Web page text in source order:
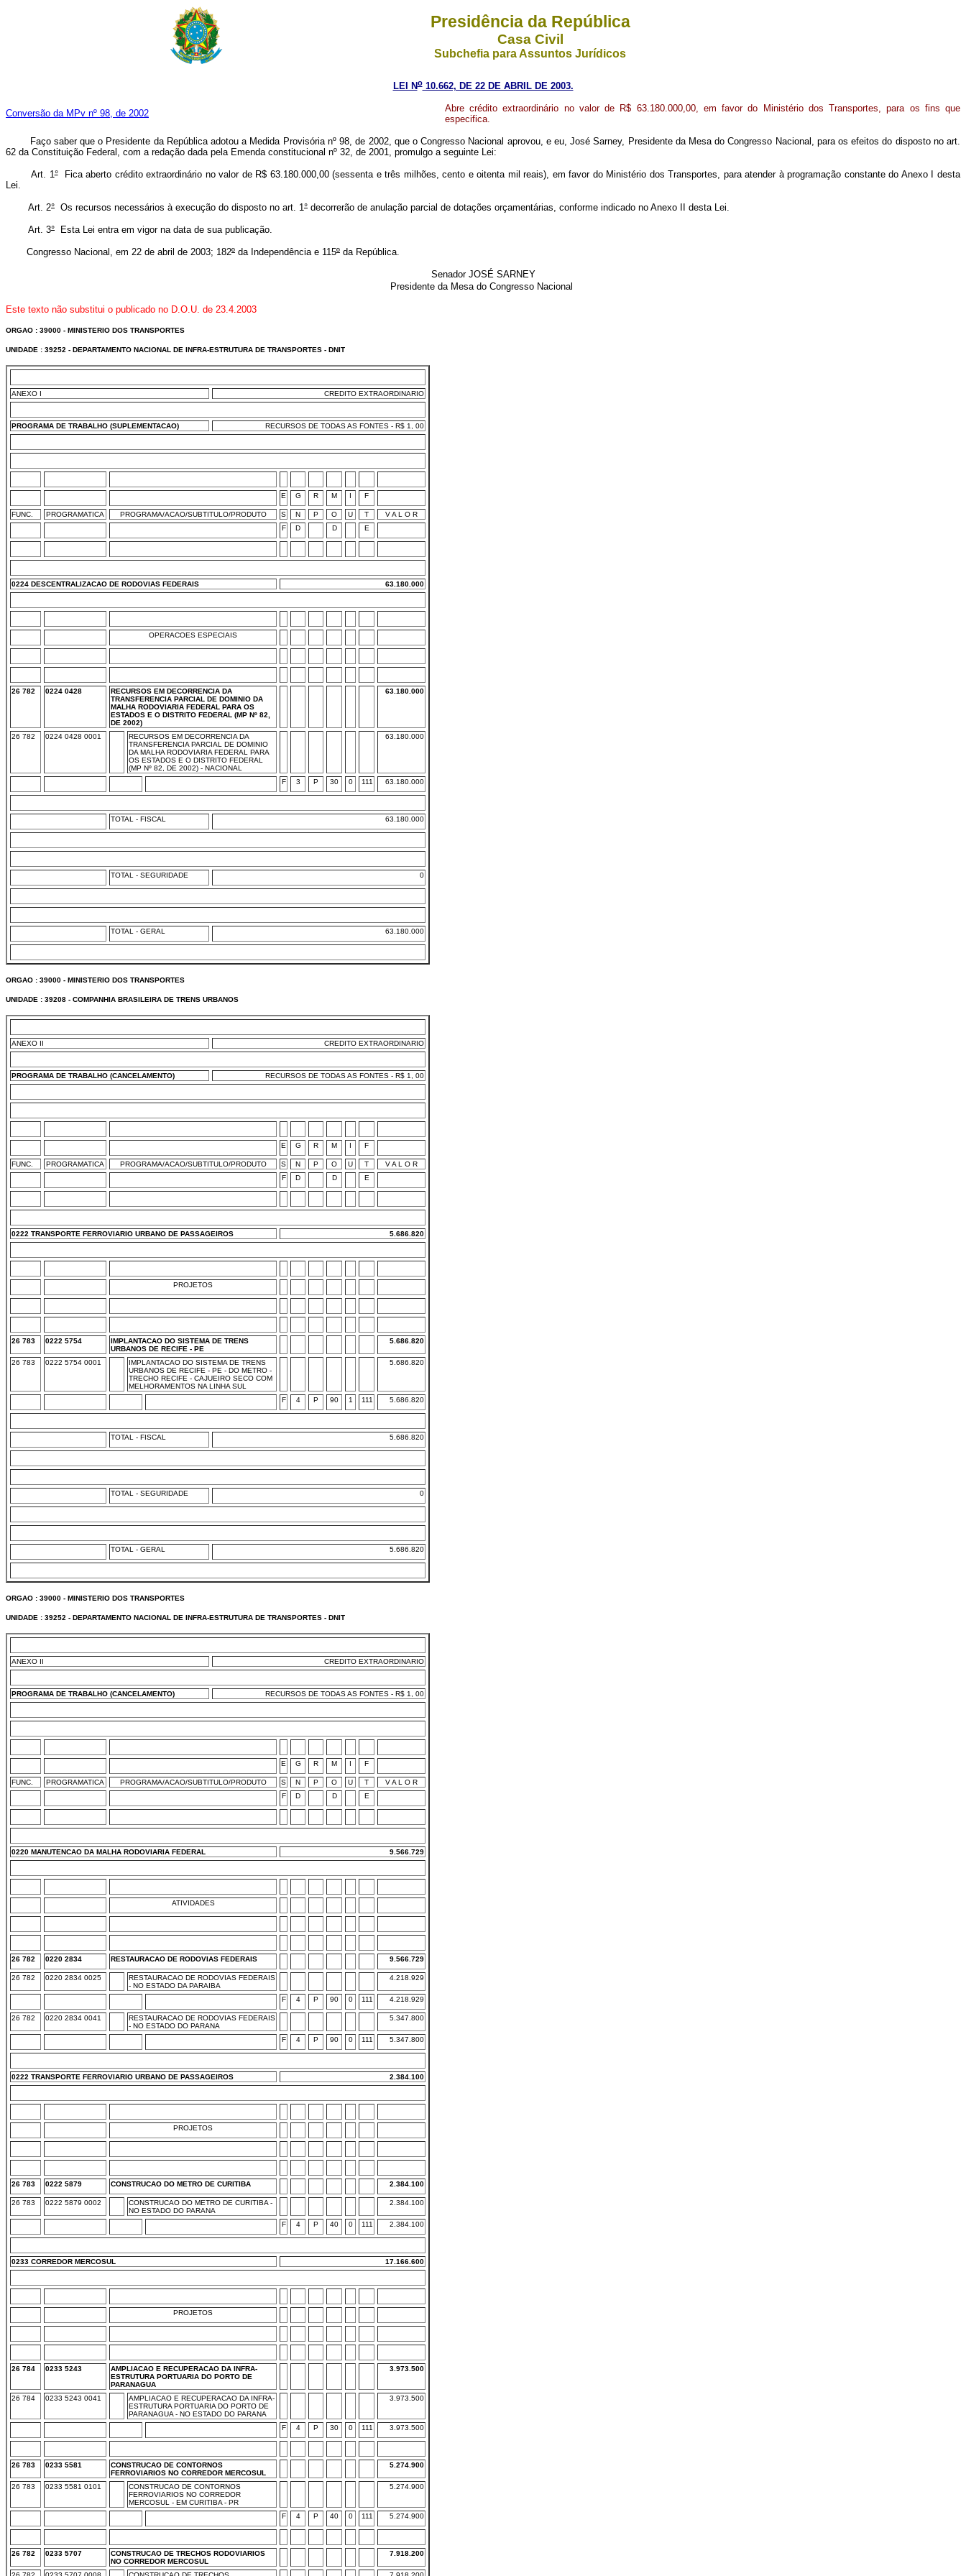
Presidência da República
Casa Civil
Subchefia para Assuntos Jurídicos
LEI No10.662, DE 22 DE ABRIL DE 2003.
Conversão da MPv nº 98, de 2002
Abre crédito extraordinário no valor de R$ 63.180.000,00, em favor do Ministério dos Transportes, para os fins que
especifica.
Faço saber que o Presidente da República adotou a Medida Provisória nº 98, de 2002, que o Congresso Nacional aprovou, e eu, José Sarney, Presidente da Mesa do Congresso Nacional, para os efeitos do disposto no art.
62 da Constituição Federal, com a redação dada pela Emenda constitucional nº 32, de 2001, promulgo a seguinte Lei:
Art. 1°Fica aberto crédito extraordinário no valor de R$ 63.180.000,00 (sessenta e três milhões, cento e oitenta mil reais), em favor do Ministério dos Transportes, para atender à programação constante do Anexo I desta
Lei.
Art. 2° Os recursos necessários à execução do disposto no art. 1° decorrerão de anulação parcial de dotações orçamentárias, conforme indicado no Anexo II desta Lei.
Art. 3° Esta Lei entra em vigor na data de sua publicação.
Congresso Nacional, em 22 de abril de 2003; 182º da Independência e 115º da República.
Senador JOSÉ SARNEY
Presidente da Mesa do Congresso Nacional
Este texto não substitui o publicado no D.O.U. de 23.4.2003
ORGAO : 39000 - MINISTERIO DOS TRANSPORTES
UNIDADE : 39252 - DEPARTAMENTO NACIONAL DE INFRA-ESTRUTURA DE TRANSPORTES - DNIT
ANEXO I CREDITO EXTRAORDINARIO
PROGRAMA DE TRABALHO (SUPLEMENTACAO) RECURSOS DE TODAS AS FONTES - R$ 1, 00
E G R M F
FUNC. PROGRAMATICA PROGRAMA/ACAO/SUBTITULO/PRODUTO S N P O U T
V A L O R
F
D D E
0224 DESCENTRALIZACAO DE RODOVIAS FEDERAIS 63.180.000
OPERACOES ESPECIAIS
26 782 0224 0428
RECURSOS EM DECORRENCIA DA
TRANSFERENCIA PARCIAL DE DOMINIO DA
MALHA RODOVIARIA FEDERAL PARA OS
ESTADOS E O DISTRITO FEDERAL (MP Nº 82,
DE 2002)
63.180.000
26 782 0224 0428 0001
RECURSOS EM DECORRENCIA DA
TRANSFERENCIA PARCIAL DE DOMINIO
DA MALHA RODOVIARIA FEDERAL PARA
OS ESTADOS E O DISTRITO FEDERAL
(MP Nº 82, DE 2002) - NACIONAL
63.180.000
F 3 P 30 0 111 63.180.000
TOTAL - FISCAL 63.180.000
TOTAL - SEGURIDADE 0
TOTAL - GERAL 63.180.000
ORGAO : 39000 - MINISTERIO DOS TRANSPORTES
UNIDADE : 39208 - COMPANHIA BRASILEIRA DE TRENS URBANOS
ANEXO II CREDITO EXTRAORDINARIO
PROGRAMA DE TRABALHO (CANCELAMENTO) RECURSOS DE TODAS AS FONTES - R$ 1, 00
E G R M F
FUNC. PROGRAMATICA PROGRAMA/ACAO/SUBTITULO/PRODUTO S N P O U T
V A L O R
F
D D E
0222 TRANSPORTE FERROVIARIO URBANO DE PASSAGEIROS 5.686.820
PROJETOS
26 783 0222 5754
IMPLANTACAO DO SISTEMA DE TRENS
URBANOS DE RECIFE - PE
5.686.820
26 783 0222 5754 0001
IMPLANTACAO DO SISTEMA DE TRENS
URBANOS DE RECIFE - PE - DO METRO -
TRECHO RECIFE - CAJUEIRO SECO COM
MELHORAMENTOS NA LINHA SUL
5.686.820
F 4 P 90 1 111 5.686.820
TOTAL - FISCAL 5.686.820
TOTAL - SEGURIDADE 0
TOTAL - GERAL 5.686.820
ORGAO : 39000 - MINISTERIO DOS TRANSPORTES
UNIDADE : 39252 - DEPARTAMENTO NACIONAL DE INFRA-ESTRUTURA DE TRANSPORTES - DNIT
ANEXO II CREDITO EXTRAORDINARIO
PROGRAMA DE TRABALHO (CANCELAMENTO) RECURSOS DE TODAS AS FONTES - R$ 1, 00
E G R M F
FUNC. PROGRAMATICA PROGRAMA/ACAO/SUBTITULO/PRODUTO S N P O U T
V A L O R
F
D D E
0220 MANUTENCAO DA MALHA RODOVIARIA FEDERAL 9.566.729
ATIVIDADES
26 782 0220 2834 RESTAURACAO DE RODOVIAS FEDERAIS 9.566.729
26 782 0220 2834 0025
RESTAURACAO DE RODOVIAS FEDERAIS
- NO ESTADO DA PARAIBA
4.218.929
F 4 P 90 0 111 4.218.929
26 782 0220 2834 0041
RESTAURACAO DE RODOVIAS FEDERAIS
- NO ESTADO DO PARANA
5.347.800
F 4 P 90 0 111 5.347.800
0222 TRANSPORTE FERROVIARIO URBANO DE PASSAGEIROS 2.384.100
PROJETOS
26 783 0222 5879 CONSTRUCAO DO METRO DE CURITIBA 2.384.100
26 783 0222 5879 0002
CONSTRUCAO DO METRO DE CURITIBA -
NO ESTADO DO PARANA
2.384.100
F 4 P 40 0 111 2.384.100
0233 CORREDOR MERCOSUL 17.166.600
PROJETOS
26 784 0233 5243
AMPLIACAO E RECUPERACAO DA INFRA-
ESTRUTURA PORTUARIA DO PORTO DE
PARANAGUA
3.973.500
26 784 0233 5243 0041
AMPLIACAO E RECUPERACAO DA INFRA-
ESTRUTURA PORTUARIA DO PORTO DE
PARANAGUA - NO ESTADO DO PARANA
3.973.500
F 4 P 30 0 111 3.973.500
26 783 0233 5581
CONSTRUCAO DE CONTORNOS
FERROVIARIOS NO CORREDOR MERCOSUL
5.274.900
26 783 0233 5581 0101
CONSTRUCAO DE CONTORNOS
FERROVIARIOS NO CORREDOR
MERCOSUL - EM CURITIBA - PR
5.274.900
F 4 P 40 0 111 5.274.900
26 782 0233 5707
CONSTRUCAO DE TRECHOS RODOVIARIOS
NO CORREDOR MERCOSUL
7.918.200